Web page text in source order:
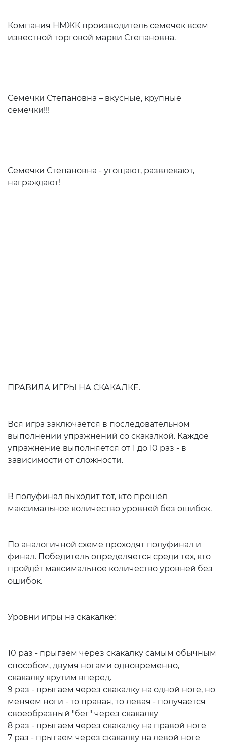
Компания НМЖК производитель семечек всем
известной торговой марки Степановна.
Семечки Степановна – вкусные, крупные
семечки!!!
Семечки Степановна - угощают, развлекают,
награждают!
ПРАВИЛА ИГРЫ НА СКАКАЛКЕ.
Вся игра заключается в последовательном
выполнении упражнений со скакалкой. Каждое
упражнение выполняется от 1 до 10 раз - в
зависимости от сложности.
В полуфинал выходит тот, кто прошёл
максимальное количество уровней без ошибок.
По аналогичной схеме проходят полуфинал и
финал. Победитель определяется среди тех, кто
пройдёт максимальное количество уровней без
ошибок.
Уровни игры на скакалке:
10 раз - прыгаем через скакалку самым обычным
способом, двумя ногами одновременно,
скакалку крутим вперед.
9 раз - прыгаем через скакалку на одной ноге, но
меняем ноги - то правая, то левая - получается
своеобразный "бег" через скакалку
8 раз - прыгаем через скакалку на правой ноге
7 раз - прыгаем через скакалку на левой ноге